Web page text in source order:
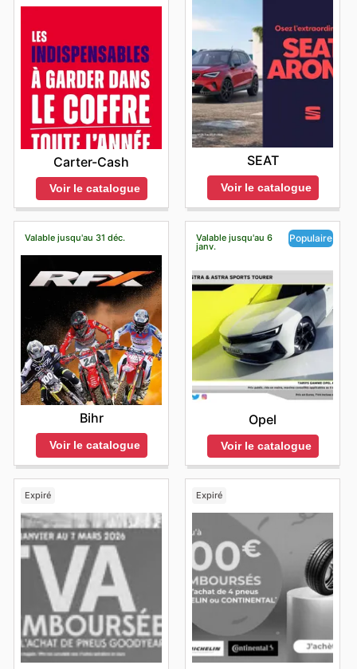
Carter-Cash
Voir le catalogue
SEAT
Voir le catalogue
Valable jusqu'au 31 déc.
Bihr
Voir le catalogue
Valable jusqu'au 6
janv.
Populaire
Opel
Voir le catalogue
Expiré Expiré